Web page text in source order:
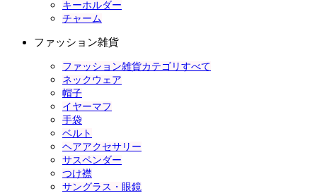
キーホルダー
チャーム
ファッション雑貨
ファッション雑貨カテゴリすべて
ネックウェア
帽子
イヤーマフ
手袋
ベルト
ヘアアクセサリー
サスペンダー
つけ襟
サングラス・眼鏡